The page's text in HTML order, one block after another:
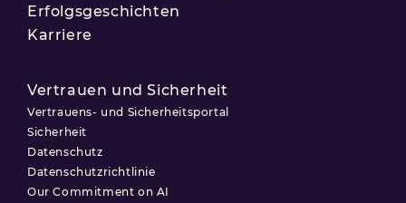
Erfolgsgeschichten
Karriere
Vertrauen und Sicherheit
Vertrauens- und Sicherheitsportal
Sicherheit
Datenschutz
Datenschutzrichtlinie
Our Commitment on AI